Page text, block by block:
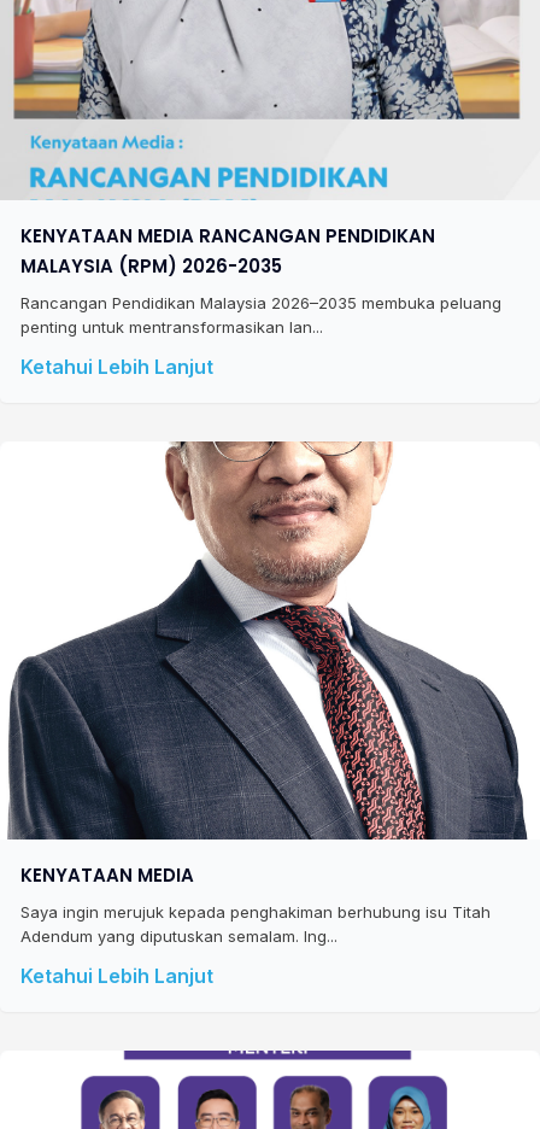
KENYATAAN MEDIA RANCANGAN PENDIDIKAN
MALAYSIA (RPM) 2026-2035
Rancangan Pendidikan Malaysia 2026–2035 membuka peluang
penting untuk mentransformasikan lan...
Ketahui Lebih Lanjut
KENYATAAN MEDIA
Saya ingin merujuk kepada penghakiman berhubung isu Titah
Adendum yang diputuskan semalam. Ing...
Ketahui Lebih Lanjut